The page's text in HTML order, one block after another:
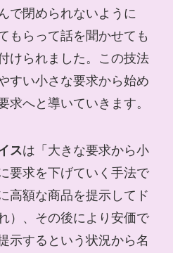
で閉められないように
もらって話を聞かせても
けられました。この技法
すい小さな要求から始め
求へと導いていきます。
スは「大きな要求から小
要求を下げていく手法で
高額な商品を提示してド
）、その後により安価で
示するという状況から名